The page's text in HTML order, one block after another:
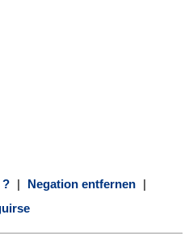
? | Negation entfernen |